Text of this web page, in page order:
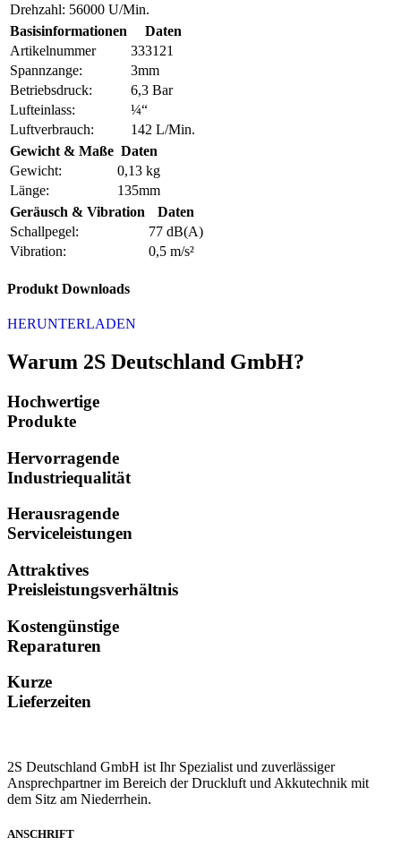
Drehzahl: 56000 U/Min.
Basisinformationen
Daten
Artikelnummer
333121
Spannzange:
3mm
Betriebsdruck:
6,3 Bar
Lufteinlass:
¼“
Luftverbrauch:
142 L/Min.
Gewicht & Maße Daten
Gewicht:
0,13 kg
Länge:
135mm
Geräusch & Vibration
Daten
Schallpegel:
77 dB(A)
Vibration:
0,5 m/s²
Produkt Downloads
HERUNTERLADEN
Warum 2S Deutschland GmbH?
Hochwertige
Produkte
Hervorragende
Industriequalität
Herausragende
Serviceleistungen
Attraktives
Preisleistungsverhältnis
Kostengünstige
Reparaturen
Kurze
Lieferzeiten
2S Deutschland GmbH ist Ihr Spezialist und zuverlässiger
Ansprechpartner im Bereich der Druckluft und Akkutechnik mit
dem Sitz am Niederrhein.
ANSCHRIFT